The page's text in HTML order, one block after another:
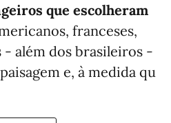
que escolheram
franceses,
- além dos brasileiros -
e, à medida qu